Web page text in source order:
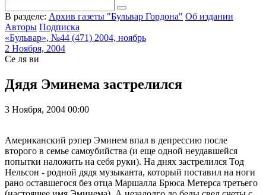
В разделе: Архив газеты "Бульвар Гордона" Об издании
Авторы Подписка
«Бульвар», №44 (471) 2004, ноябрь
2 Ноября, 2004
Се ля ви
Дядя Эминема застрелился
3 Ноября, 2004 00:00
Американский рэпер Эминем впал в депрессию после
второго в семье самоубийства (и еще одной неудавшейся
попытки наложить на себя руки). На днях застрелился Тод
Нельсон - родной дядя музыканта, который поставил на ноги
рано оставшегося без отца Маршалла Брюса Метерса третьего